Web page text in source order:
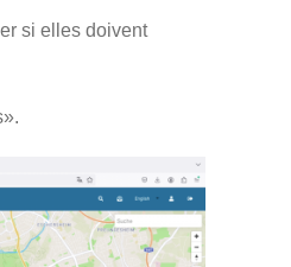
si elles doivent